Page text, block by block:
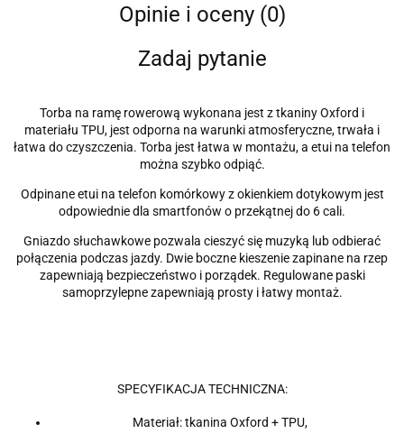
Opinie i oceny (0)
Zadaj pytanie
Torba na ramę rowerową wykonana jest z tkaniny Oxford i
materiału TPU, jest odporna na warunki atmosferyczne, trwała i
łatwa do czyszczenia. Torba jest łatwa w montażu, a etui na telefon
można szybko odpiąć.
Odpinane etui na telefon komórkowy z okienkiem dotykowym jest
odpowiednie dla smartfonów o przekątnej do 6 cali.
Gniazdo słuchawkowe pozwala cieszyć się muzyką lub odbierać
połączenia podczas jazdy. Dwie boczne kieszenie zapinane na rzep
zapewniają bezpieczeństwo i porządek. Regulowane paski
samoprzylepne zapewniają prosty i łatwy montaż.
SPECYFIKACJA TECHNICZNA:
Materiał: tkanina Oxford + TPU,